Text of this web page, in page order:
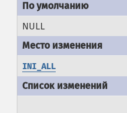
NULL
INI_ALL